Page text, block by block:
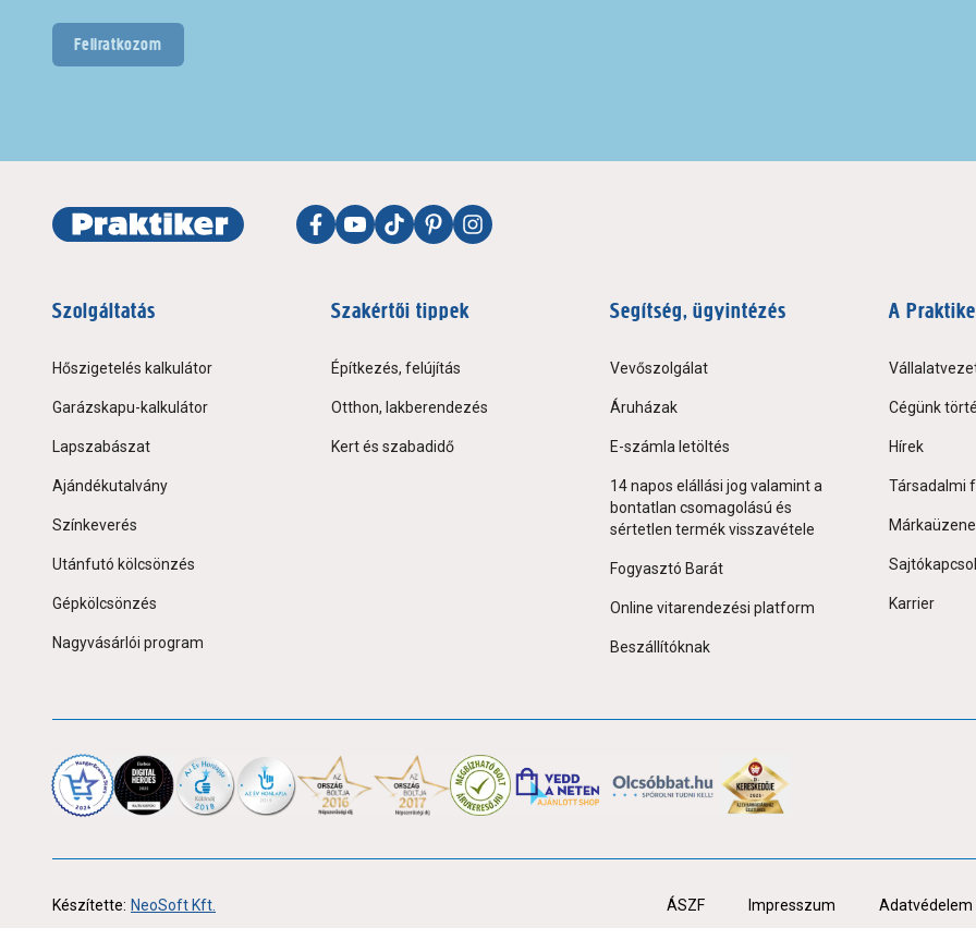
Feliratkozom
Szolgáltatás
Hőszigetelés kalkulátor
Garázskapu-kalkulátor
Lapszabászat
Ajándékutalvány
Színkeverés
Utánfutó kölcsönzés
Gépkölcsönzés
Nagyvásárlói program
Szakértői tippek
Építkezés, felújítás
Otthon, lakberendezés
Kert és szabadidő
Segítség, ügyintézés
Vevőszolgálat
Áruházak
E-számla letöltés
14 napos elállási jog valamint a
bontatlan csomagolású és
sértetlen termék visszavétele
Fogyasztó Barát
Online vitarendezési platform
Beszállítóknak
A
Cégünk
Hírek
Társadalmi
Karrier
ÁSZF Impresszum Adatvédelem
Készítette: NeoSoft Kft.